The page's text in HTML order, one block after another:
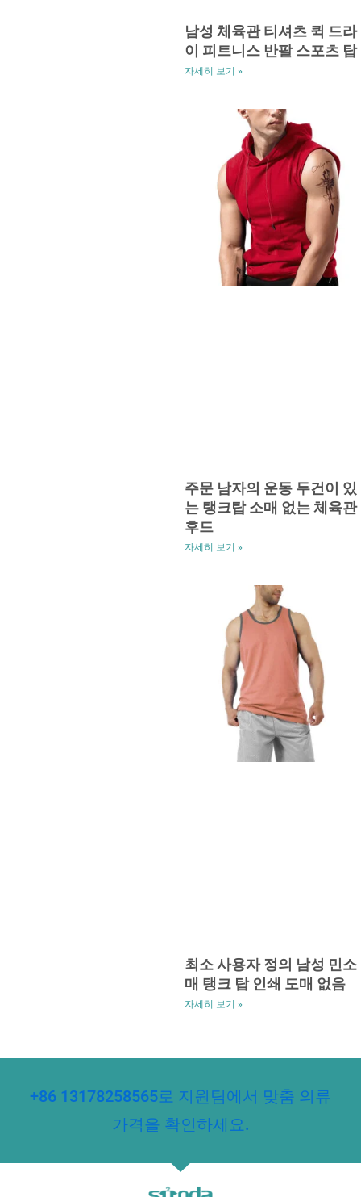
남성 체육관 티셔츠 퀵 드라
이 피트니스 반팔 스포츠 탑
자세히 보기 »
주문 남자의 운동 두건이 있
는 탱크탑 소매 없는 체육관
후드
자세히 보기 »
최소 사용자 정의 남성 민소
매 탱크 탑 인쇄 도매 없음
자세히 보기 »
+86 13178258565로 지원팀에서 맞춤 의류
가격을 확인하세요.